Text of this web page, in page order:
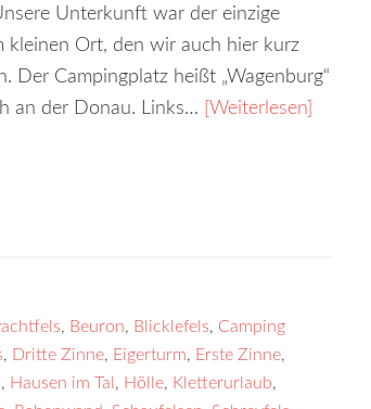
Unterkunft war der einzige
kleinen Ort, den wir auch hier kurz
Der Campingplatz heißt „Wagenburg“
an der Donau. Links…
[Weiterlesen]
, Beuron, Blicklefels, Camping
, Dritte Zinne, Eigerturm, Erste Zinne,
, Hausen im Tal , Hölle, Kletterurlaub,